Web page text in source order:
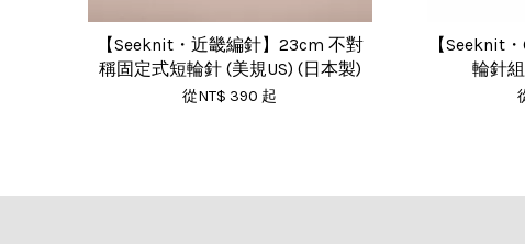
【Seeknit・近畿編針】23cm 不對
稱固定式短輪針 (美規US) (日本製)
從NT$ 390 起
【Seeknit
輪針